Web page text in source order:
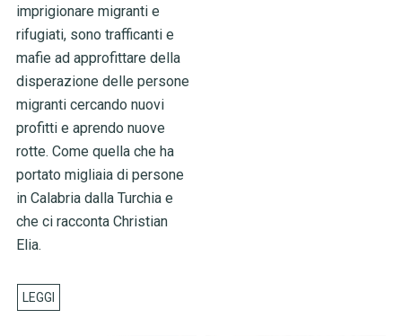
imprigionare migranti e
rifugiati, sono trafficanti e
mafie ad approfittare della
disperazione delle persone
migranti cercando nuovi
profitti e aprendo nuove
rotte. Come quella che ha
portato migliaia di persone
in Calabria dalla Turchia e
che ci racconta Christian
Elia.